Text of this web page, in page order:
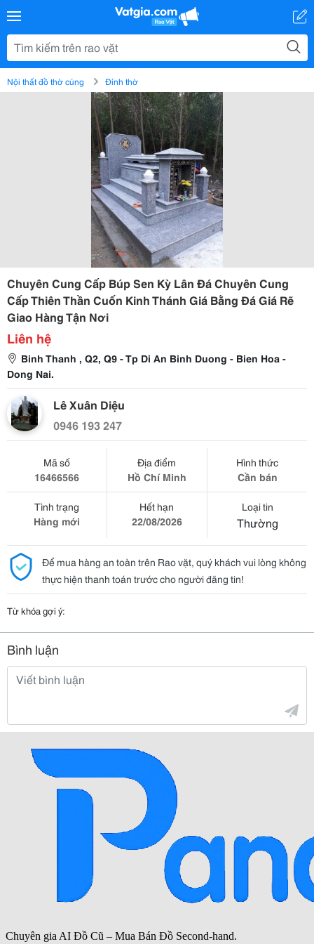
Nội thất đồ thờ cúng Đỉnh thờ
Chuyên Cung Cấp Búp Sen Kỳ Lân Đá Chuyên Cung
Cấp Thiên Thần Cuốn Kinh Thánh Giá Bằng Đá Giá Rẽ
Giao Hàng Tận Nơi
Liên hệ
Binh Thanh , Q2, Q9 - Tp Di An Binh Duong - Bien Hoa -
Dong Nai.
Lê Xuân Diệu
0946 193 247
Mã số
16466566
Địa điểm
Hồ Chí Minh
Hình thức
Cần bán
Tình trạng
Hàng mới
Hết hạn
22/08/2026
Loại tin
Thường
Để mua hàng an toàn trên Rao vặt, quý khách vui lòng không
thực hiện thanh toán trước cho người đăng tin!
Từ khóa gợi ý:
Bình luận